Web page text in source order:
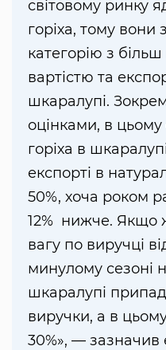
світовому ринку
горіха, тому вони
категорію з
вартістю та
шкаралупі.
оцінками, в цьому
горіха в
експорті в
50%, хоча роком
12% нижче. Якщо
вагу по виручці
минулому сезоні
шкаралупі
виручки, а в
30%», — зазначив